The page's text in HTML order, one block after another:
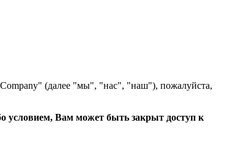
(далее "мы", "нас", "наш"), пожалуйста,
условием, Вам может быть закрыт доступ к